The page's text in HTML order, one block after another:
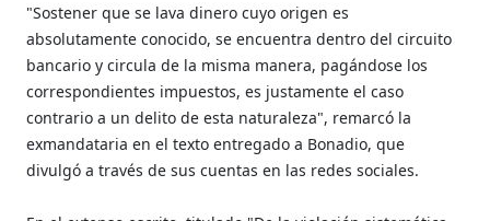
"Sostener que se lava dinero cuyo origen es
absolutamente conocido, se encuentra dentro del circuito
bancario y circula de la misma manera, pagándose los
correspondientes impuestos, es justamente el caso
contrario a un delito de esta naturaleza", remarcó la
exmandataria en el texto entregado a Bonadio, que
divulgó a través de sus cuentas en las redes sociales.